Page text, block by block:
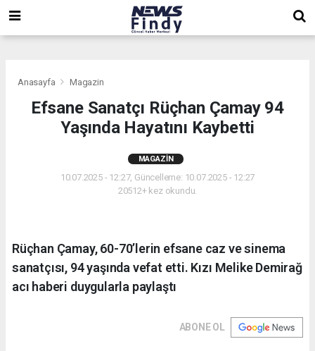
Anasayfa Magazin
Efsane Sanatçı Rüçhan Çamay 94
Yaşında Hayatını Kaybetti
MAGAZIN
10.07.2025 - 12:27, Güncelleme: 10.07.2025 - 12:27
20512+ kez okundu.
Rüçhan Çamay, 60-70’lerin efsane caz ve sinema
sanatçısı, 94 yaşında vefat etti. Kızı Melike Demirağ
acı haberi duygularla paylaştı
ABONE OL